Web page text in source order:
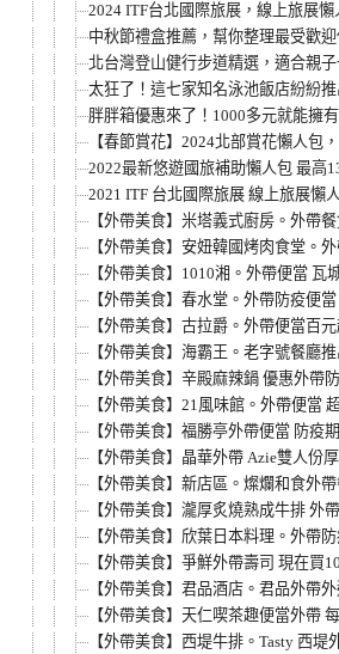
2024 ITF台北國際旅展，線上旅展
中秋節禮盒推薦，幫你整理最受歡
北台灣登山健行步道精選，適合親
太狂了！這七家知名泳池飯店紛紛
胖胖箱優惠來了！1000多元就能擁
【春節賞花】2024北部賞花懶人包
2022最新悠遊國旅補助懶人包 最高
2021 ITF 台北國際旅展 線上旅展懶
【外帶美食】米塔義式廚房。外帶
【外帶美食】安妞韓國烤肉食堂。
【外帶美食】1010湘。外帶便當
【外帶美食】春水堂。外帶防疫便
【外帶美食】古拉爵。外帶便當百
【外帶美食】海霸王。老字號餐廳
【外帶美食】辛殿麻辣鍋 優惠外帶
【外帶美食】21風味館。外帶便當
【外帶美食】福勝亭外帶便當 防疫
【外帶美食】晶華外帶 Azie雙人份
【外帶美食】新店區。燦爛和食外
【外帶美食】瀧厚炙燒熟成牛排 外
【外帶美食】欣葉日本料理。外帶
【外帶美食】爭鮮外帶壽司 現在買
【外帶美食】君品酒店。君品外帶
【外帶美食】天仁喫茶趣便當外帶
【外帶美食】西堤牛排。Tasty 西